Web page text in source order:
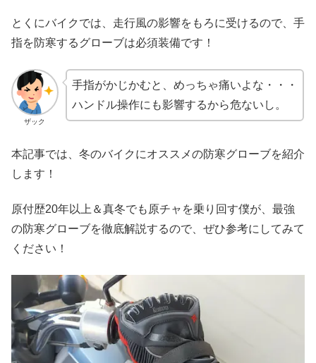
とくにバイクでは、走行風の影響をもろに受けるので、手
指を防寒するグローブは必須装備です！
ザック
手指がかじかむと、めっちゃ痛いよな・・・
ハンドル操作にも影響するから危ないし。
本記事では、冬のバイクにオススメの防寒グローブを紹介
します！
原付歴20年以上＆真冬でも原チャを乗り回す僕が、最強
の防寒グローブを徹底解説するので、ぜひ参考にしてみて
ください！